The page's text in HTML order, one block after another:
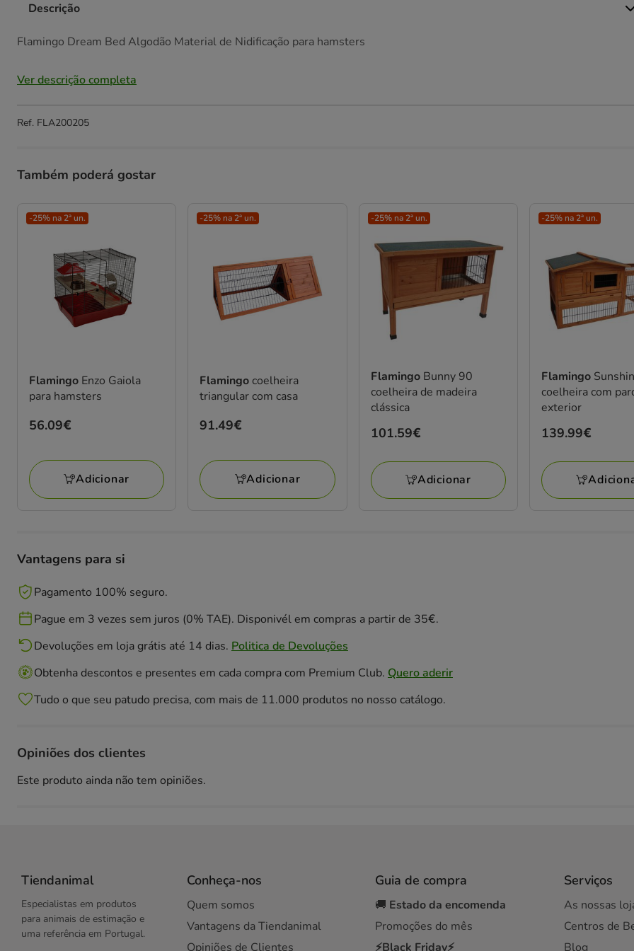
Descrição
Flamingo Dream Bed Algodão Material de Nidificação para hamsters
Ver descrição completa
Ref. FLA200205
Também poderá gostar
-25% na 2ª un.
Flamingo Enzo Gaiola
para hamsters
Preço
56.09€
Adicionar
-25% na 2ª un.
Flamingo coelheira
triangular com casa
Preço
91.49€
Adicionar
-25% na 2ª un.
Flamingo Bunny 90
coelheira de madeira
clássica
Preço
101.59€
Adicionar
-25% na 2ª un.
Flamingo
coelheira com
exterior
Preço
139.99€
Vantagens para si
Pagamento 100% seguro.
Pague em 3 vezes sem juros (0% TAE). Disponivél em compras a partir de 35€.
Devoluções em loja grátis até 14 dias. Politica de Devoluções
Obtenha descontos e presentes em cada compra com Premium Club. Quero aderir
Tudo o que seu patudo precisa, com mais de 11.000 produtos no nosso catálogo.
Opiniões dos clientes
Este produto ainda não tem opiniões.
Tiendanimal
Especialistas em produtos
para animais de estimação e
uma referência em Portugal.
Conheça-nos
Quem somos
Vantagens da Tiendanimal
Opiniões de Clientes
Guia de compra
🚚 Estado da encomenda
Promoções do mês
⚡Black Friday⚡
Serviços
As nossas
Centros de
Blog